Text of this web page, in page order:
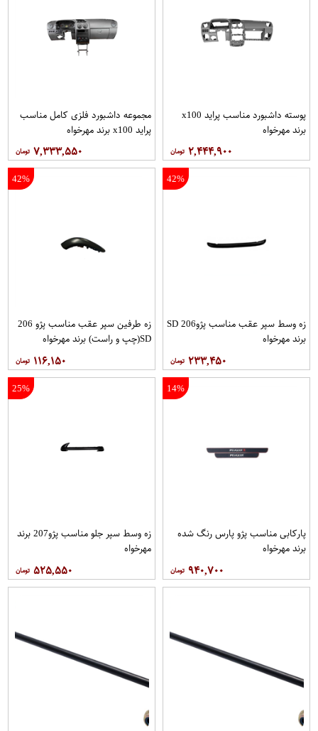
پوسته داشبورد مناسب پراید x100
برند مهرخواه
۲,۴۴۴,۹۰۰
مجموعه داشبورد فلزی كامل مناسب
پراید x100 برند مهرخواه
۷,۳۳۳,۵۵۰
42%
زه وسط سپر عقب مناسب پژو206 SD
برند مهرخواه
۲۳۳,۴۵۰
42%
زه طرفین سپر عقب مناسب پژو 206
SD(چپ و راست) برند مهرخواه
۱۱۶,۱۵۰
14%
پاركابی مناسب پژو پارس رنگ شده
برند مهرخواه
۹۴۰,۷۰۰
25%
زه وسط سپر جلو مناسب پژو207 برند
مهرخواه
۵۲۵,۵۵۰